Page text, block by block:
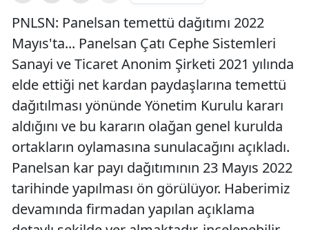
PNLSN: Panelsan temettü dağıtımı 2022
Mayıs'ta... Panelsan Çatı Cephe Sistemleri
Sanayi ve Ticaret Anonim Şirketi 2021 yılında
elde ettiği net kardan paydaşlarına temettü
dağıtılması yönünde Yönetim Kurulu kararı
aldığını ve bu kararın olağan genel kurulda
ortakların oylamasına sunulacağını açıkladı.
Panelsan kar payı dağıtımının 23 Mayıs 2022
tarihinde yapılması ön görülüyor. Haberimiz
devamında firmadan yapılan açıklama